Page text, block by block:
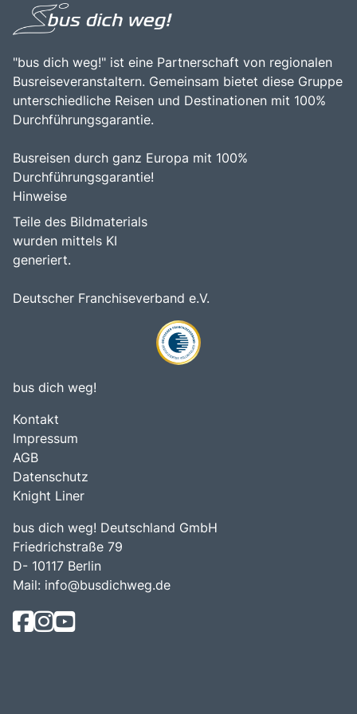
entdecken möchten.
"bus dich weg!" ist eine Partnerschaft von regionalen
Busreiseveranstaltern. Gemeinsam bietet diese Gruppe
unterschiedliche Reisen und Destinationen mit 100%
Durchführungsgarantie.
Busreisen durch ganz Europa mit 100%
Durchführungsgarantie!
Hinweise
Teile des Bildmaterials
wurden mittels KI
generiert.
Deutscher Franchiseverband e.V.
bus dich weg!
Kontakt
Impressum
AGB
Datenschutz
Knight Liner
bus dich weg! Deutschland GmbH
Friedrichstraße 79
D- 10117 Berlin
Mail: info@busdichweg.de